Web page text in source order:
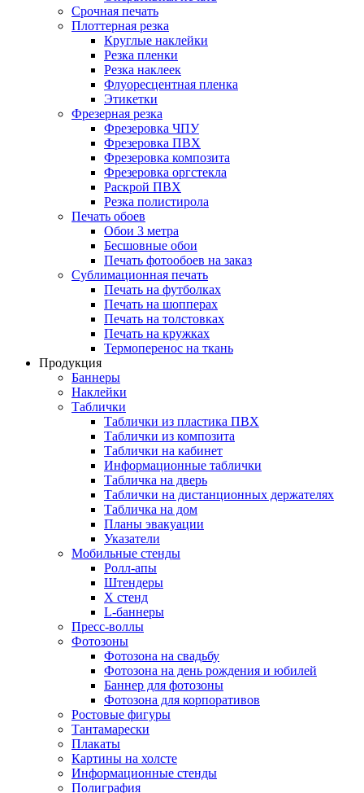
Срочная печать
Плоттерная резка
Круглые наклейки
Резка пленки
Резка наклеек
Флуоресцентная пленка
Этикетки
Фрезерная резка
Фрезеровка ЧПУ
Фрезеровка ПВХ
Фрезеровка композита
Фрезеровка оргстекла
Раскрой ПВХ
Резка полистирола
Печать обоев
Обои 3 метра
Бесшовные обои
Печать фотообоев на заказ
Сублимационная печать
Печать на футболках
Печать на шопперах
Печать на толстовках
Печать на кружках
Термоперенос на ткань
Продукция
Баннеры
Наклейки
Таблички
Таблички из пластика ПВХ
Таблички из композита
Таблички на кабинет
Информационные таблички
Табличка на дверь
Таблички на дистанционных держателях
Табличка на дом
Планы эвакуации
Указатели
Мобильные стенды
Ролл-апы
Штендеры
Х стенд
L-баннеры
Пресс-воллы
Фотозоны
Фотозона на свадьбу
Фотозона на день рождения и юбилей
Баннер для фотозоны
Фотозона для корпоративов
Ростовые фигуры
Тантамарески
Плакаты
Картины на холсте
Информационные стенды
Полиграфия